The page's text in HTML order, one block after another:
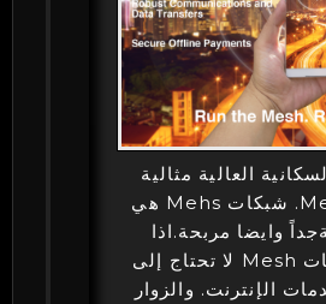
العالية مثالية
لتشغيل شبكات Mesh. شبكات Mehs هي
وايضا مربحة.اذا
قمت باستخذام شبكات Mesh لا تحتاج إلى
الإنترنت. والزوار